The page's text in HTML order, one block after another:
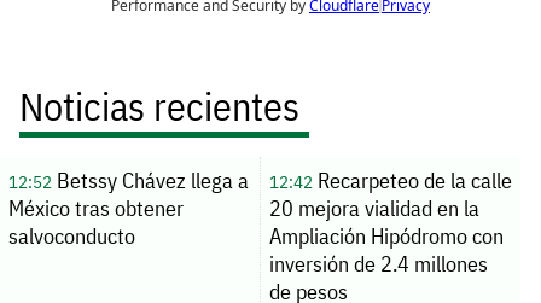
Noticias recientes
12:52Betssy Chávez llega a
México tras obtener
salvoconducto
12:42Recarpeteo de la calle
20 mejora vialidad en la
Ampliación Hipódromo con
inversión de 2.4 millones
de pesos